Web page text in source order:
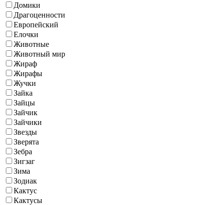
Домики
Драгоценности
Европейский
Елочки
Животные
Животный мир
Жираф
Жирафы
Жучки
Зайка
Зайцы
Зайчик
Зайчики
Звезды
Зверята
Зебра
Зигзаг
Зима
Зодиак
Кактус
Кактусы